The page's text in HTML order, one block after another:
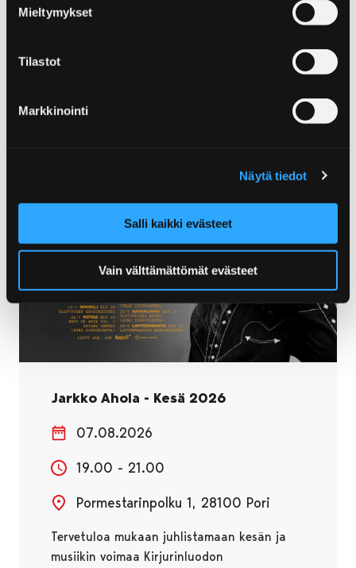
Mieltymykset
Tilastot
Markkinointi
Näytä tiedot
Salli kaikki evästeet
Vain välttämättömät evästeet
Porittajat on ehdolla Finnish Travel Galan Vuoden
Jarkko Ahola - Kesä 2026
07.08.2026
19.00 - 21.00
Pormestarinpolku 1, 28100 Pori
Tervetuloa mukaan juhlistamaan kesän ja
musiikin voimaa Kirjurinluodon